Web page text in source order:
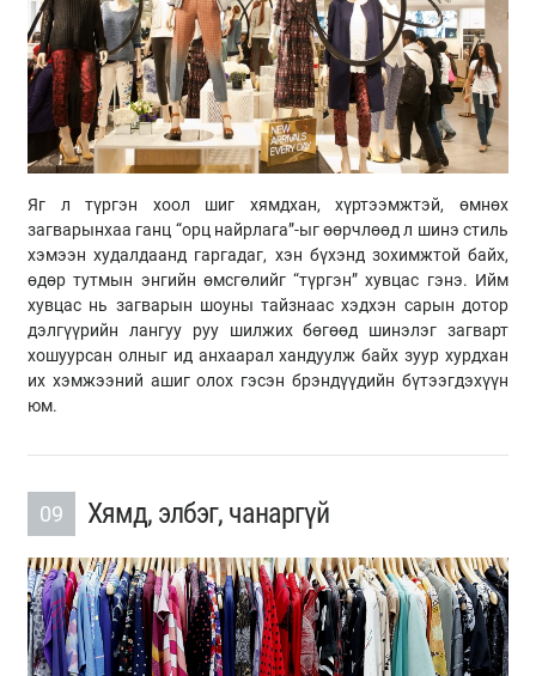
Яг л түргэн хоол шиг хямдхан, хүртээмжтэй, өмнөх
загварынхаа ганц “орц найрлага”-ыг өөрчлөөд л шинэ стиль
хэмээн худалдаанд гаргадаг, хэн бүхэнд зохимжтой байх,
өдөр тутмын энгийн өмсгөлийг “түргэн” хувцас гэнэ. Ийм
хувцас нь загварын шоуны тайзнаас хэдхэн сарын дотор
дэлгүүрийн лангуу руу шилжих бөгөөд шинэлэг загварт
хошуурсан олныг ид анхаарал хандуулж байх зуур хурдхан
их хэмжээний ашиг олох гэсэн брэндүүдийн бүтээгдэхүүн
юм.
09 Хямд, элбэг, чанаргүй